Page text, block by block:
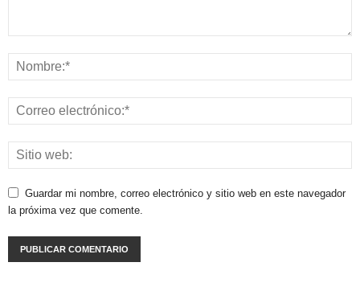
Guardar mi nombre, correo electrónico y sitio web en este navegador
la próxima vez que comente.